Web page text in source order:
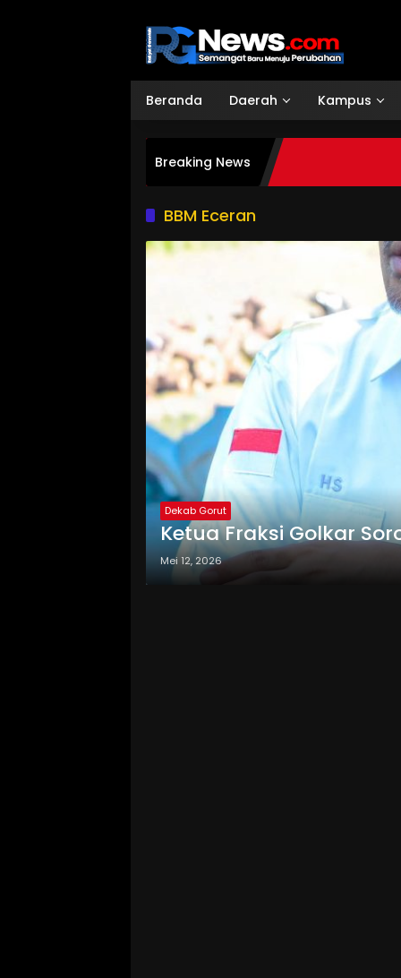
Beranda Daerah Kampus
Breaking News
BBM Eceran
Dekab Gorut
Ketua Fraksi Golkar
Mei 12, 2026